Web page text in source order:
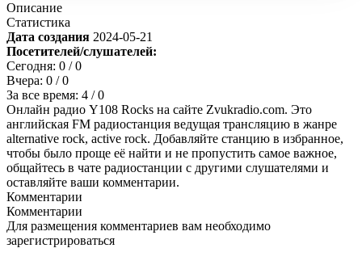
Описание
Статистика
Дата создания 2024-05-21
Посетителей/слушателей:
Сегодня: 0 / 0
Вчера: 0 / 0
За все время: 4 / 0
Онлайн радио Y108 Rocks на сайте Zvukradio.com. Это
английская FM радиостанция ведущая трансляцию в жанре
alternative rock, active rock. Добавляйте станцию в избранное,
чтобы было проще её найти и не пропустить самое важное,
общайтесь в чате радиостанции с другими слушателями и
оставляйте ваши комментарии.
Комментарии
Комментарии
Для размещения комментариев вам необходимо
зарегистрироваться